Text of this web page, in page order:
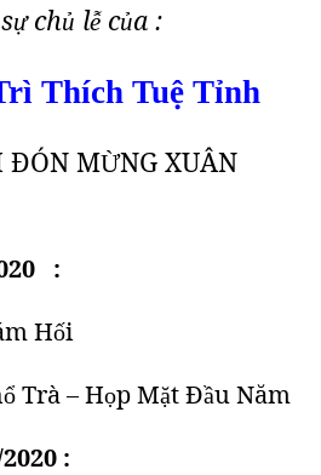
ựchủ lễcủa:
Thích Tuệ Tỉnh
ĐÓN MỪNG XUÂN
:
Hối
ổ Trà – Họp Mặt Đầu Năm
: